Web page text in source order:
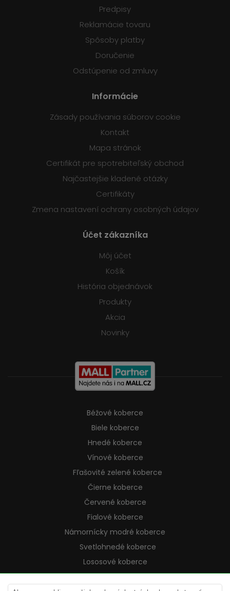
Predpisy
Reklamácie tovaru
Spôsoby platby
Doručenie
Odstúpenie od zmluvy
Informácie
Zásady používania súborov cookie
Kontakt
Mapa stránok
Certifikát pre spotrebiteľský obchod
Najčastejšie kladené otázky
Certifikáty
Zmena nastavení ochrany osobných údajov
Účet zákazníka
Môj účet
Košík
História objednávok
Produkty
Akcia
Novinky
Béžové koberce
Biele koberce
Hnedé koberce
Vínové koberce
Fľašovité zelené koberce
Čierne koberce
Červené koberce
Fialové koberce
Námornícky modré koberce
Svetlohnedé koberce
Lososové koberce
Krémové koberce